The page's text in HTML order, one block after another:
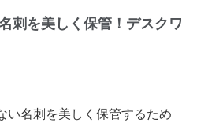
刺を美しく保管！デスクワ
い名刺を美しく保管するため